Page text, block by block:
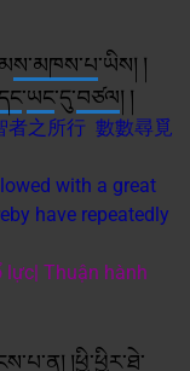
ས་མཁས་པ་ཡིས། །
དང་ཡང་དུ་བཙལ། །
者之所行 數數尋覓
with a great
have repeatedly
lực| Thuận hành
ས་པ་ན། །ཕྱི་ཕྱིར་ཐེ་